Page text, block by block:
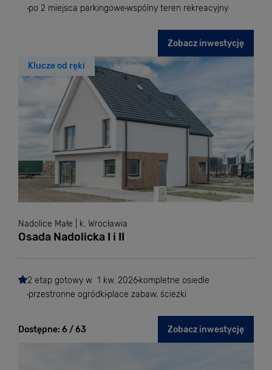
po 2 miejsca parkingowewspólny teren rekreacyjny
Zobacz inwestycję
Klucze od ręki
Nadolice Małe | k. Wrocławia
Osada Nadolicka I i II
2 etap gotowy w 1 kw. 2026 kompletne osiedle
przestronne ogródki place zabaw, ścieżki
Dostępne: 6 / 63 Zobacz inwestycję